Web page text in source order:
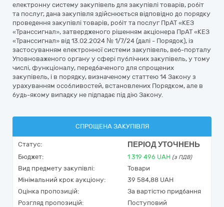
електронну систему закупівель для закупівлі товарів, робіт
та послуг, дана закупівля здійснюється відповідно до порядку
проведення закупівлі товарів, робіт та послуг ПрАТ «КЕЗ
«Транссигнал», затвердженого рішенням акціонера ПрАТ «КЕЗ
«Транссигнал» від 13.02.2024 № 1/7/24 (далі - Порядок), із
застосуванням електронної системи закупівель, веб-порталу
Уповноваженого органу у сфері публічних закупівель, у тому
числі, функціоналу, передбаченого для спрощених
закупівель, і в порядку, визначеному статтею 14 Закону з
урахуванням особливостей, встановлених Порядком, але в
будь-якому випадку не підпадає під дію Закону.
СПРОЩЕНА ЗАКУПІВЛЯ
Статус: ПЕРІОД УТОЧНЕНЬ
Бюджет: 1 319 496 UAH (з ПДВ)
Вид предмету закупівлі:
Товари
Мінімальний крок аукціону:
39 584,88 UAH
Оцінка пропозицій:
За вартістю придбання
Розгляд пропозицій:
Поступовий